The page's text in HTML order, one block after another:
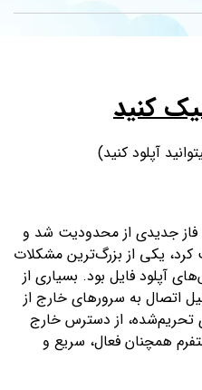
کنید
آپلود کنید)
فاز جدیدی از محدودیت شد و
یکی از بزرگ‌ترین مشکلات
آپلود فایل بود. بسیاری از
اتصال به سرورهای خارج از
از دسترس خارج
همچنان فعال، سریع و